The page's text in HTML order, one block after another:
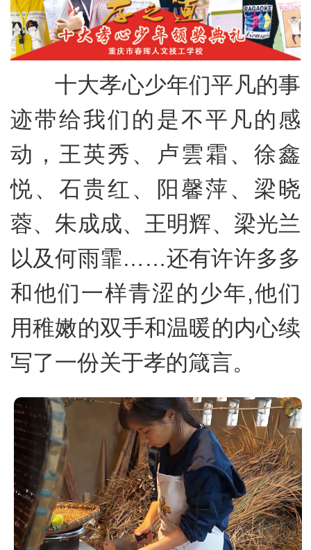
十大孝心少年们平凡的事
迹带给我们的是不平凡的感
动，王英秀、卢雲霜、徐鑫
悦、石贵红、阳馨萍、梁晓
蓉、朱成成、王明辉、梁光兰
以及何雨霏……还有许许多多
和他们一样青涩的少年,他们
用稚嫩的双手和温暖的内心续
写了一份关于孝的箴言。